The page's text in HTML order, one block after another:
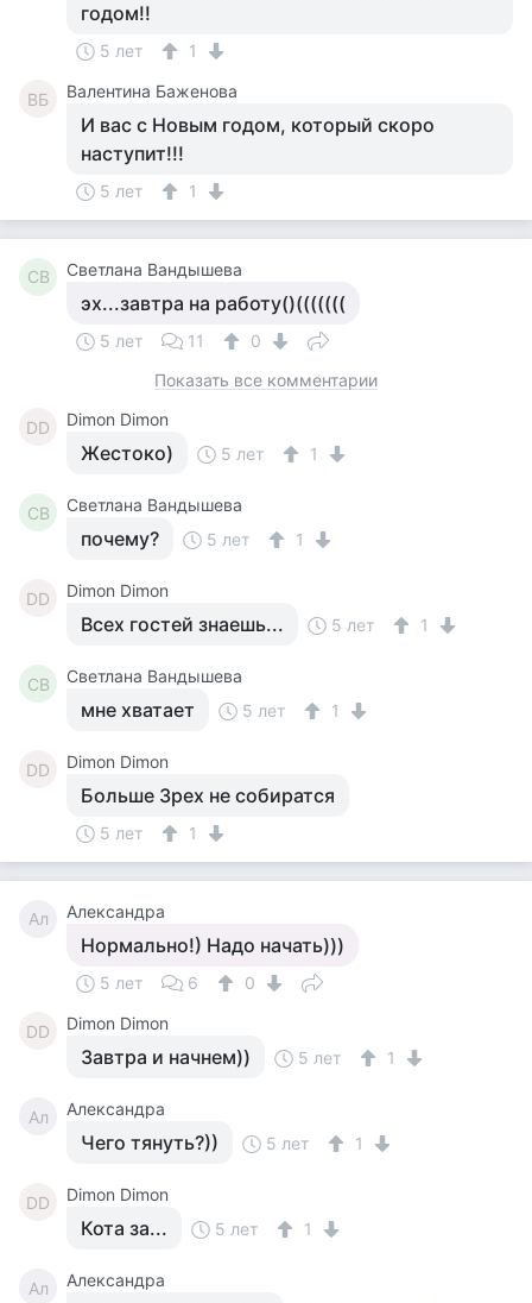
годом!!
5 лет 1
ВБ Валентина Баженова
И вас с Новым годом, который скоро
наступит!!!
5 лет 1
СВ Светлана Вандышева
эх...завтра на работу()(((((((
5 лет 11
0
Показать все комментарии
DD Dimon Dimon
Жестоко) 5 лет 1
СВ Светлана Вандышева
почему? 5 лет 1
DD Dimon Dimon
Всех гостей знаешь... 5 лет 1
СВ Светлана Вандышева
мне хватает 5 лет 1
DD Dimon Dimon
Больше 3рех не собиратся
5 лет 1
Ал Александра
Нормально!) Надо начать)))
5 лет 6 0
DD Dimon Dimon
Завтра и начнем)) 5 лет 1
Ал Александра
Чего тянуть?)) 5 лет 1
DD Dimon Dimon
Кота за... 5 лет 1
Ал Александра